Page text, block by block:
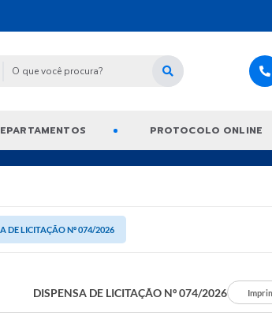
PROTOCOLO ONLINE
DE LICITAÇÃO Nº 074/2026
DISPENSA DE LICITAÇÃO Nº 074/2026